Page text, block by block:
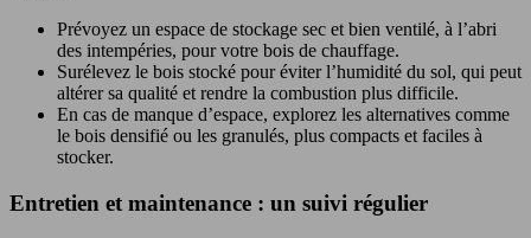
Prévoyez un espace de stockage sec et bien ventilé, à l’abri
des intempéries, pour votre bois de chauffage.
Surélevez le bois stocké pour éviter l’humidité du sol, qui peut
altérer sa qualité et rendre la combustion plus difficile.
En cas de manque d’espace, explorez les alternatives comme
le bois densifié ou les granulés, plus compacts et faciles à
stocker.
Entretien et maintenance : un suivi régulier